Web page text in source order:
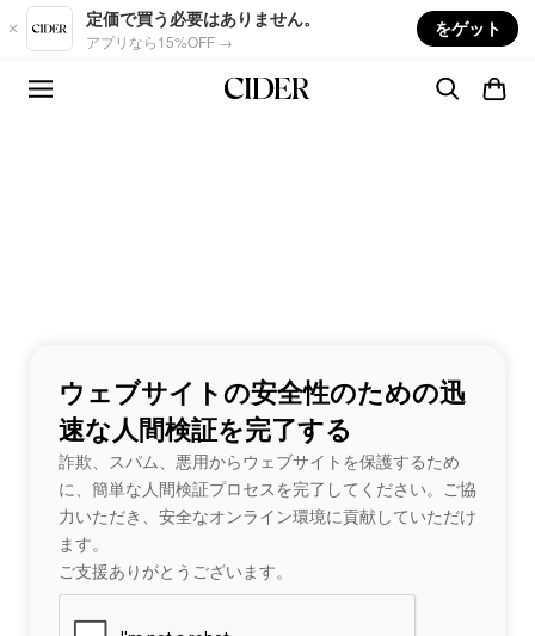
Skip to main content
定価で買う必要はありません。
アプリなら15%OFF →
をゲット
ウェブサイトの安全性のための迅
速な人間検証を完了する
詐欺、スパム、悪用からウェブサイトを保護するため
に、簡単な人間検証プロセスを完了してください。ご協
力いただき、安全なオンライン環境に貢献していただけ
ます。
ご支援ありがとうございます。